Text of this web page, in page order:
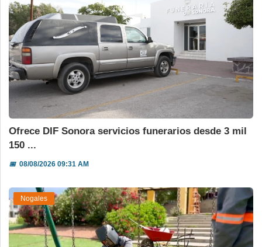
Ofrece DIF Sonora servicios funerarios desde 3 mil
150 ...
📅08/08/2026 09:31 AM
Nogales